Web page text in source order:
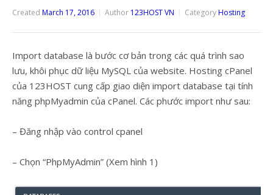
Created March 17, 2016 Author 123HOST VN CategoryHosting
Import database là bước cơ bản trong các quá trình sao
lưu, khôi phục dữ liệu MySQL của website. Hosting cPanel
của 123HOST cung cấp giao diện import database tại tính
năng phpMyadmin của cPanel. Các phước import như sau:
– Đăng nhập vào control cpanel
– Chọn “PhpMyAdmin” (Xem hình 1)